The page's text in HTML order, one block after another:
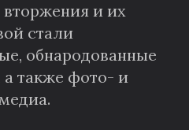
и их
стали
обнародованные
также фото- и